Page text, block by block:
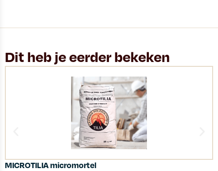
Dit heb je eerder bekeken
MICROTILIA micromortel